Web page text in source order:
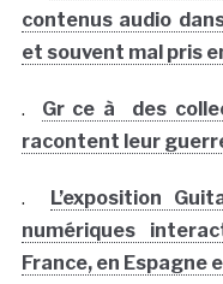
contenus audio
et souvent mal pris
. Gr ce à des
racontent leur
. L’exposition
numériques
France, en Espagne